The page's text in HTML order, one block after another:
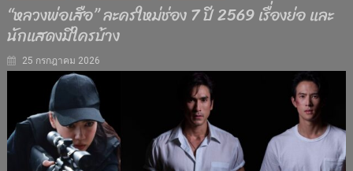
“หลวงพ่อเสือ” ละครใหม่ช่อง 7 ปี 2569 เรื่องย่อ และ
นักแสดงมีใครบ้าง
25 กรกฎาคม 2026